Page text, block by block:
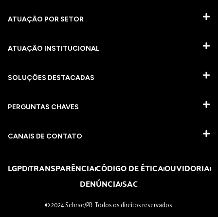
ATUAÇÃO POR SETOR
ATUAÇÃO INSTITUCIONAL
SOLUÇÕES DESTACADAS
PERGUNTAS CHAVES​
CANAIS DE CONTATO
LGPDTRANSPARÊNCIACÓDIGO DE ÉTICAOUVIDORIA
DENÚNCIASAC
© 2024 Sebrae/PR. Todos os direitos reservados.